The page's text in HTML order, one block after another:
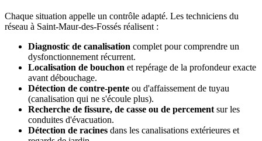
Chaque situation appelle un contrôle adapté. Les techniciens du
réseau à Saint-Maur-des-Fossés réalisent :
Diagnostic de canalisation complet pour comprendre un
dysfonctionnement récurrent.
Localisation de bouchon et repérage de la profondeur exacte
avant débouchage.
Détection de contre-pente ou d'affaissement de tuyau
(canalisation qui ne s'écoule plus).
Recherche de fissure, de casse ou de percement sur les
conduites d'évacuation.
Détection de racines dans les canalisations extérieures et